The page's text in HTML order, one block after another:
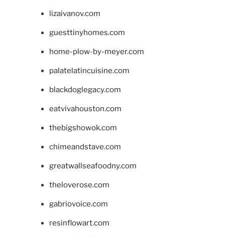
lizaivanov.com
guesttinyhomes.com
home-plow-by-meyer.com
palatelatincuisine.com
blackdoglegacy.com
eatvivahouston.com
thebigshowok.com
chimeandstave.com
greatwallseafoodny.com
theloverose.com
gabriovoice.com
resinflowart.com